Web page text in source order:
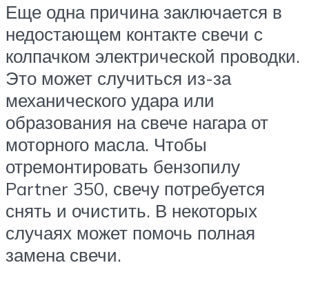
Еще одна причина заключается в
недостающем контакте свечи с
колпачком электрической проводки.
Это может случиться из-за
механического удара или
образования на свече нагара от
моторного масла. Чтобы
отремонтировать бензопилу
Partner 350, свечу потребуется
снять и очистить. В некоторых
случаях может помочь полная
замена свечи.